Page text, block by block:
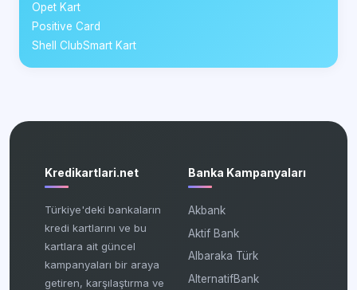
Opet Kart
Positive Card
Shell ClubSmart Kart
Kredikartlari.net
Türkiye'deki bankaların
kredi kartlarını ve bu
kartlara ait güncel
kampanyaları bir araya
getiren, karşılaştırma ve
Banka Kampanyaları
Akbank
Aktif Bank
Albaraka Türk
AlternatifBank